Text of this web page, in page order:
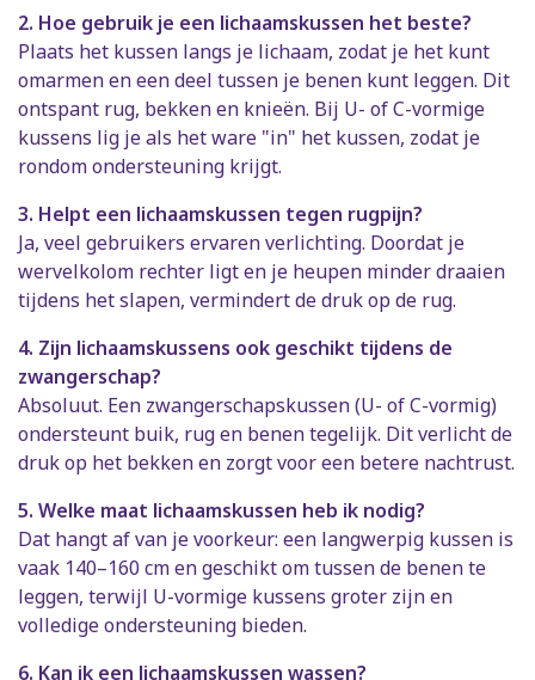
2. Hoe gebruik je een lichaamskussen het beste?
Plaats het kussen langs je lichaam, zodat je het kunt
omarmen en een deel tussen je benen kunt leggen. Dit
ontspant rug, bekken en knieën. Bij U- of C-vormige
kussens lig je als het ware "in" het kussen, zodat je
rondom ondersteuning krijgt.
3. Helpt een lichaamskussen tegen rugpijn?
Ja, veel gebruikers ervaren verlichting. Doordat je
wervelkolom rechter ligt en je heupen minder draaien
tijdens het slapen, vermindert de druk op de rug.
4. Zijn lichaamskussens ook geschikt tijdens de
zwangerschap?
Absoluut. Een zwangerschapskussen (U- of C-vormig)
ondersteunt buik, rug en benen tegelijk. Dit verlicht de
druk op het bekken en zorgt voor een betere nachtrust.
5. Welke maat lichaamskussen heb ik nodig?
Dat hangt af van je voorkeur: een langwerpig kussen is
vaak 140–160 cm en geschikt om tussen de benen te
leggen, terwijl U-vormige kussens groter zijn en
volledige ondersteuning bieden.
6. Kan ik een lichaamskussen wassen?